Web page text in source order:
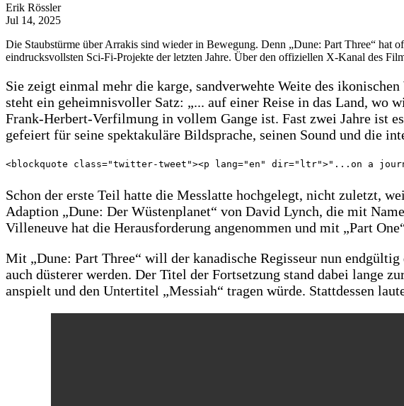
Erik Rössler
Jul 14, 2025
Die Staubstürme über Arrakis sind wieder in Bewegung. Denn „Dune: Part Three“ hat
eindrucksvollsten Sci-Fi-Projekte der letzten Jahre. Über den offiziellen X-Kanal des
Sie zeigt einmal mehr die karge, sandverwehte Weite des
steht ein geheimnisvoller Satz: „... auf einer Reise in das Land, wo
Frank-Herbert-Verfilmung in vollem Gange ist. Fast zwei Jahre ist
gefeiert für seine spektakuläre Bildsprache, seinen Sound und die
<blockquote class="twitter-tweet"><p lang="en" dir="ltr">"...on a
Schon der erste Teil hatte die Messlatte hochgelegt, nicht zuletzt,
Adaption „Dune: Der Wüstenplanet“ von David Lynch, die mit
Villeneuve hat die Herausforderung angenommen und mit „Part
Mit „Dune: Part Three“ will der kanadische Regisseur nun
auch düsterer werden. Der Titel der Fortsetzung stand dabei lange
anspielt und den Untertitel „Messiah“ tragen würde. Stattdessen